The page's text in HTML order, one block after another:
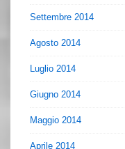
Settembre 2014
Agosto 2014
Luglio 2014
Giugno 2014
Maggio 2014
Aprile 2014